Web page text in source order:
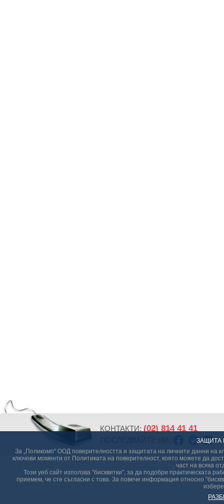
ЗАЩИТА
За „Поликомп“ ООД поверителността и защитата на личните данни на
ключови моменти от Политиката на поверителност, която можете да
част на всяка
Този уеб сайт използва "бисквитки", за да подобри практическата
приемем, че сте съгласни с това. За повече информация относно
КОНТАКТИ: (02) 814 41 41